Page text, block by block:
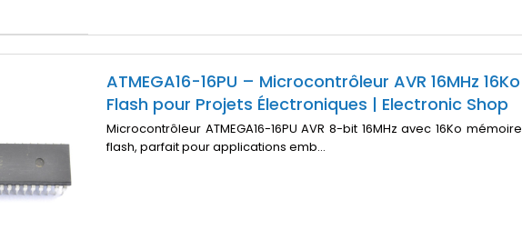
ATMEGA16-16PU – Microcontrôleur AVR 16MHz 16Ko
Flash pour Projets Électroniques | Electronic Shop
Microcontrôleur ATMEGA16-16PU AVR 8-bit 16MHz avec 16Ko mémoire
flash, parfait pour applications emb...